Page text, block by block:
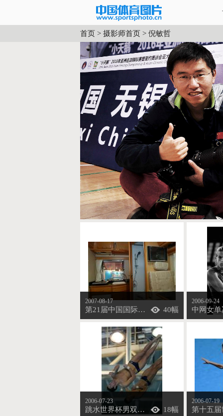
首页>摄影师首页 >倪敏哲
2007-08-17
40幅
第21届中国国际体育用品博览会在京开幕
2006-09-24
2006-07-23
18幅
跳水世界杯男双十米台 林跃/火亮称王
2006-07-19